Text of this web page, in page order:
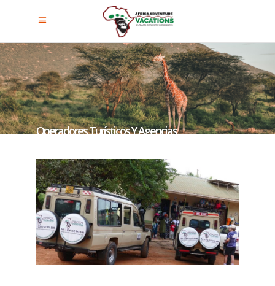
Operadores Turísticos Y Agencias
De Viajes En Uganda